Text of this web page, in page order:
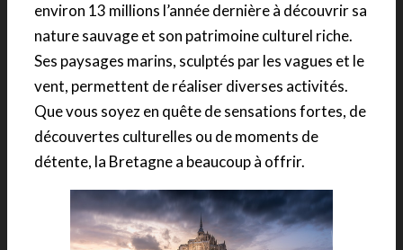
environ 13 millions l’année dernière à découvrir sa
nature sauvage et son patrimoine culturel riche.
Ses paysages marins, sculptés par les vagues et le
vent, permettent de réaliser diverses activités.
Que vous soyez en quête de sensations fortes, de
découvertes culturelles ou de moments de
détente, la Bretagne a beaucoup à offrir.